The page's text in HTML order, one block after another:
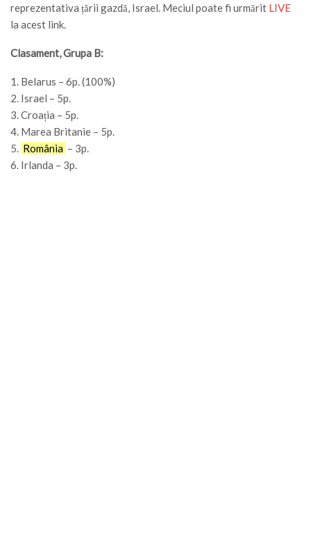
reprezentativa țării gazdă, Israel. Meciul poate fi urmărit LIVE
la acest link.
Clasament, Grupa B:
1. Belarus – 6p. (100%)
2. Israel – 5p.
3. Croația – 5p.
4. Marea Britanie – 5p.
5. România – 3p.
6. Irlanda – 3p.